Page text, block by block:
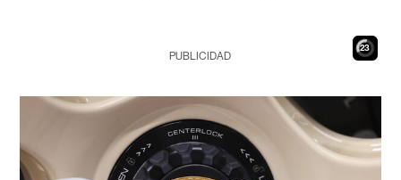
22
PUBLICIDAD